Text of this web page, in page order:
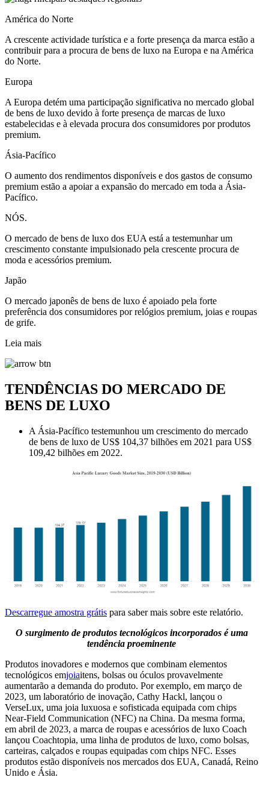
América do Norte
A crescente actividade turística e a forte presença da marca estão a
contribuir para a procura de bens de luxo na Europa e na América
do Norte.
Europa
A Europa detém uma participação significativa no mercado global
de bens de luxo devido à forte presença de marcas de luxo
estabelecidas e à elevada procura dos consumidores por produtos
premium.
Ásia-Pacífico
O aumento dos rendimentos disponíveis e dos gastos de consumo
premium estão a apoiar a expansão do mercado em toda a Ásia-
Pacífico.
NÓS.
O mercado de bens de luxo dos EUA está a testemunhar um
crescimento constante impulsionado pela crescente procura de
moda e acessórios premium.
Japão
O mercado japonês de bens de luxo é apoiado pela forte
preferência dos consumidores por relógios premium, joias e roupas
de grife.
Leia mais
TENDÊNCIAS DO MERCADO DE
BENS DE LUXO
A Ásia-Pacífico testemunhou um crescimento do mercado
de bens de luxo de US$ 104,37 bilhões em 2021 para US$
109,42 bilhões em 2022.
Descarregue amostra grátis para saber mais sobre este relatório.
O surgimento de produtos tecnológicos incorporados é uma
tendência proeminente
Produtos inovadores e modernos que combinam elementos
tecnológicos emjoiaitens, bolsas ou óculos provavelmente
aumentarão a demanda do produto. Por exemplo, em março de
2023, um laboratório de inovação, Cathy Hackl, lançou o
VerseLux, uma joia luxuosa e sofisticada equipada com chips
Near-Field Communication (NFC) na China. Da mesma forma,
em abril de 2023, a marca de roupas e acessórios de luxo Coach
lançou Coachtopia, uma linha de produtos de luxo, como bolsas,
carteiras, calçados e roupas equipadas com chips NFC. Esses
produtos estão disponíveis nos mercados dos EUA, Canadá, Reino
Unido e Ásia.